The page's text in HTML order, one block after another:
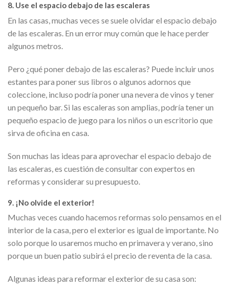
8. Use el espacio debajo de las escaleras
En las casas, muchas veces se suele olvidar el espacio debajo
de las escaleras. En un error muy común que le hace perder
algunos metros.
Pero ¿qué poner debajo de las escaleras? Puede incluir unos
estantes para poner sus libros o algunos adornos que
coleccione, incluso podría poner una nevera de vinos y tener
un pequeño bar. Si las escaleras son amplias, podría tener un
pequeño espacio de juego para los niños o un escritorio que
sirva de oficina en casa.
Son muchas las ideas para aprovechar el espacio debajo de
las escaleras, es cuestión de consultar con expertos en
reformas y considerar su presupuesto.
9. ¡No olvide el exterior!
Muchas veces cuando hacemos reformas solo pensamos en el
interior de la casa, pero el exterior es igual de importante. No
solo porque lo usaremos mucho en primavera y verano, sino
porque un buen patio subirá el precio de reventa de la casa.
Algunas ideas para reformar el exterior de su casa son: